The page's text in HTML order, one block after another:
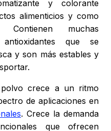
y colorante
alimenticios y como
Contienen muchas
que se
y son más estables y
crece a un ritmo
de aplicaciones en
. Crece la demanda
que ofrecen